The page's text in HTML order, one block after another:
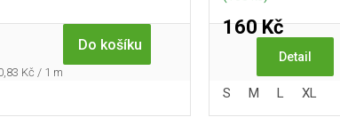
Kč / 1 m
Do košíku
160 Kč
Detail
S M L XL